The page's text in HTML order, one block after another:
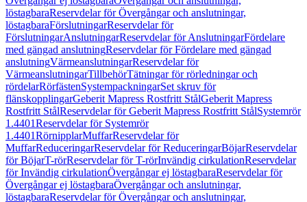
löstagbaraReservdelar för Övergångar och anslutningar,
löstagbaraFörslutningarReservdelar för
FörslutningarAnslutningarReservdelar för AnslutningarFördelare
med gängad anslutningReservdelar för Fördelare med gängad
anslutningVärmeanslutningarReservdelar för
VärmeanslutningarTillbehörTätningar för rörledningar och
rördelarRörfästenSystempackningarSet skruv för
flänskopplingarGeberit Mapress Rostfritt StålGeberit Mapress
Rostfritt StålReservdelar för Geberit Mapress Rostfritt StålSystemrör
1.4401Reservdelar för Systemrör
1.4401RörnipplarMuffarReservdelar för
MuffarReduceringarReservdelar för ReduceringarBöjarReservdelar
för BöjarT-rörReservdelar för T-rörInvändig cirkulationReservdelar
för Invändig cirkulationÖvergångar ej löstagbaraReservdelar för
Övergångar ej löstagbaraÖvergångar och anslutningar,
löstagbaraReservdelar för Övergångar och anslutningar,